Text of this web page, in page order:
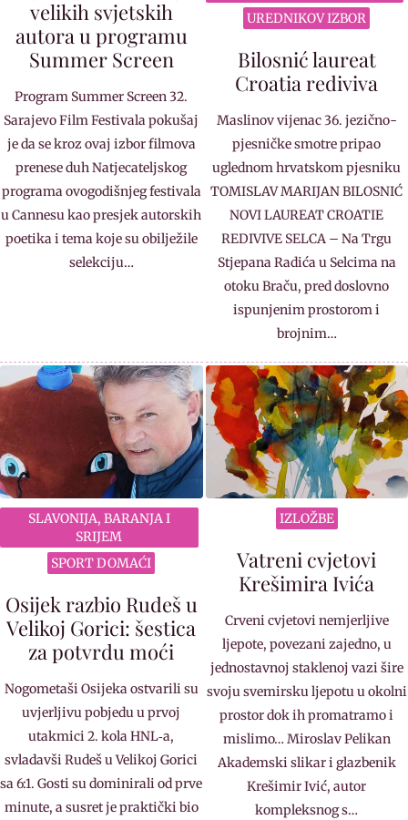
velikih svjetskih
autora u programu
Summer Screen
Program Summer Screen 32.
Sarajevo Film Festivala pokušaj
je da se kroz ovaj izbor filmova
prenese duh Natjecateljskog
programa ovogodišnjeg festivala
u Cannesu kao presjek autorskih
poetika i tema koje su obilježile
selekciju…
UREDNIKOV IZBOR
Bilosnić laureat
Croatia rediviva
Maslinov vijenac 36. jezično-
pjesničke smotre pripao
uglednom hrvatskom pjesniku
TOMISLAV MARIJAN BILOSNIĆ
NOVI LAUREAT CROATIE
REDIVIVE SELCA – Na Trgu
Stjepana Radića u Selcima na
otoku Braču, pred doslovno
ispunjenim prostorom i
brojnim…
SLAVONIJA, BARANJA I
SRIJEM
SPORT DOMAĆI
Osijek razbio Rudeš u
Velikoj Gorici: šestica
za potvrdu moći
Nogometaši Osijeka ostvarili su
uvjerljivu pobjedu u prvoj
utakmici 2. kola HNL‐a,
svladavši Rudeš u Velikoj Gorici
sa 6:1. Gosti su dominirali od prve
minute, a susret je praktički bio
IZLOŽBE
Vatreni cvjetovi
Krešimira Ivića
Crveni cvjetovi nemjerljive
ljepote, povezani zajedno, u
jednostavnoj staklenoj vazi šire
svoju svemirsku ljepotu u okolni
prostor dok ih promatramo i
mislimo… Miroslav Pelikan
Akademski slikar i glazbenik
Krešimir Ivić, autor
kompleksnog s…